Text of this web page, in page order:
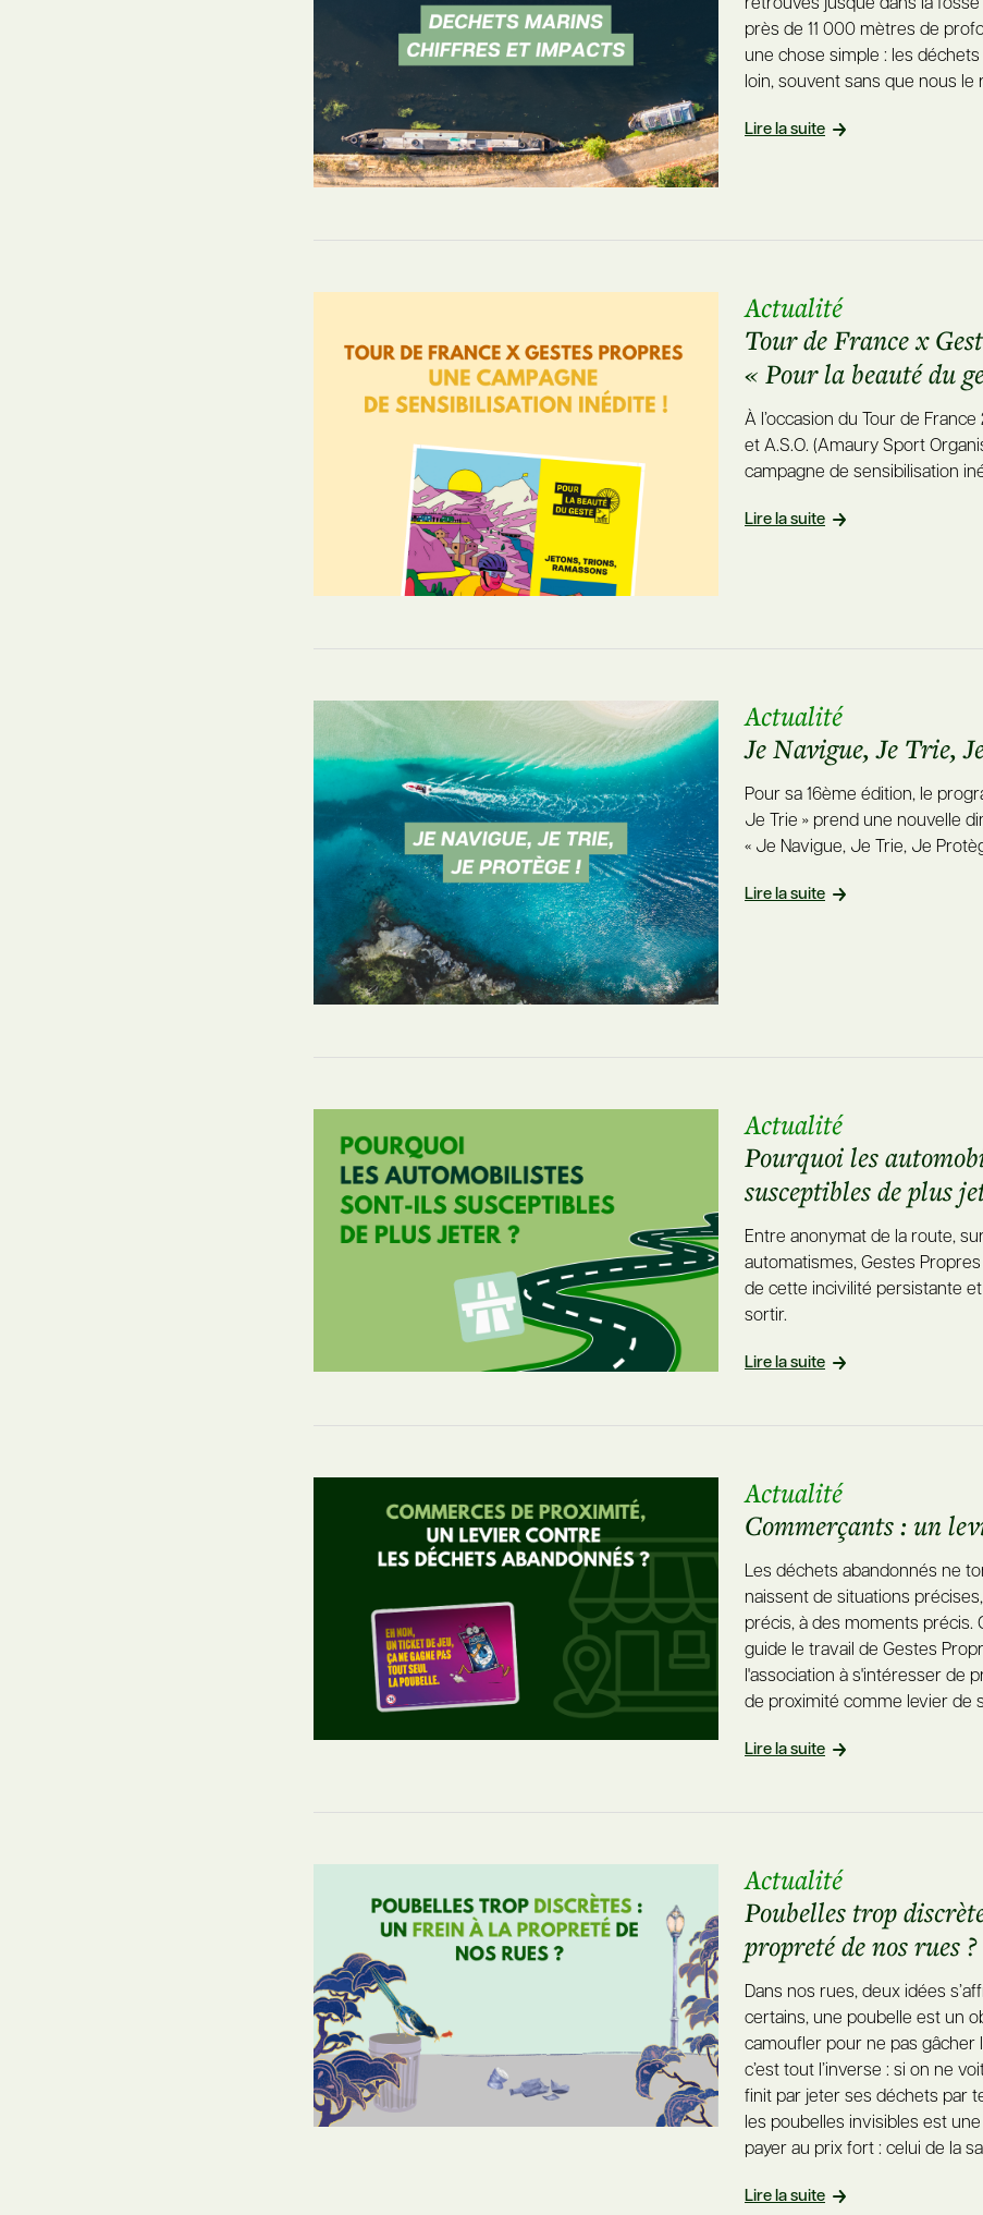
retrouvés jusque dans la fosse
près de 11 000 mètres de
une chose simple : les
loin, souvent sans que nous le
Lire la suite
Actualité
Tour de France x
« Pour la beauté du
À l’occasion du Tour de
et A.S.O. (Amaury Sport
campagne de sensibilisation
Lire la suite
Actualité
Je Navigue, Je Trie,
Pour sa 16ème édition, le
Je Trie » prend une nouvelle
« Je Navigue, Je Trie, Je
Lire la suite
Actualité
Pourquoi les
susceptibles de plus
Entre anonymat de la route,
automatismes, Gestes
de cette incivilité persistante
sortir.
Lire la suite
Actualité
Commerçants : un
Les déchets abandonnés ne
naissent de situations
précis, à des moments précis.
guide le travail de Gestes
l'association à s'intéresser de
de proximité comme levier de
Lire la suite
Actualité
Poubelles trop
propreté de nos rues ?
Dans nos rues, deux idées
certains, une poubelle est un
camoufler pour ne pas gâcher
c’est tout l’inverse : si on ne
finit par jeter ses déchets par
les poubelles invisibles est
payer au prix fort : celui de la
Lire la suite